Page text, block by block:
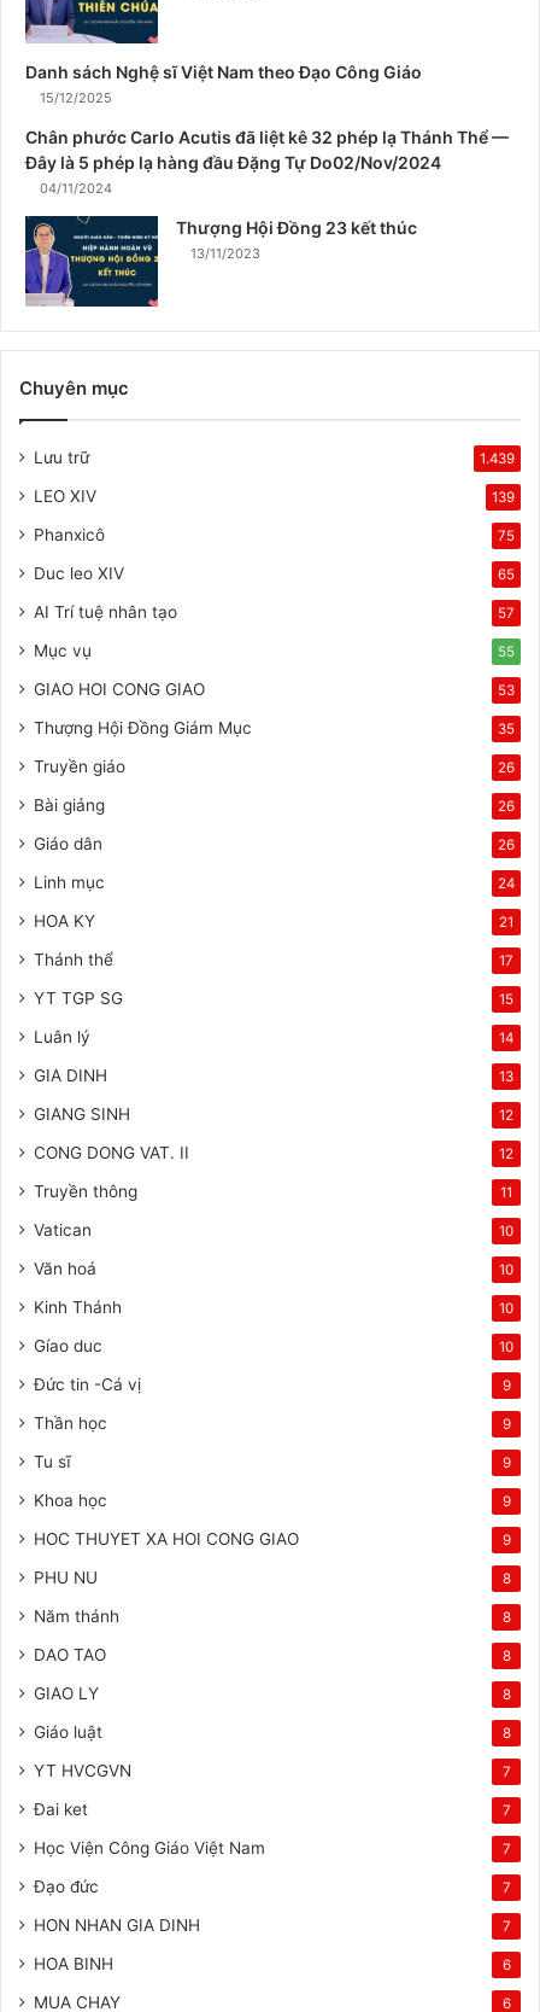
Danh sách Nghệ sĩ Việt Nam theo Đạo Công Giáo
15/12/2025
Chân phước Carlo Acutis đã liệt kê 32 phép lạ Thánh Thể —
Đây là 5 phép lạ hàng đầu Đặng Tự Do02/Nov/2024
04/11/2024
Thượng Hội Đồng 23 kết thúc
13/11/2023
Chuyên mục
Lưu trữ 1.439
LEO XIV 139
Phanxicô 75
Duc leo XIV 65
AI Trí tuệ nhân tạo 57
Mục vụ 55
GIAO HOI CONG GIAO 53
Thượng Hội Đồng Giám Mục 35
Truyền giáo 26
Bài giảng 26
Giáo dân 26
Linh mục 24
HOA KY 21
Thánh thể 17
YT TGP SG 15
Luân lý 14
GIA DINH 13
GIANG SINH 12
CONG DONG VAT. II 12
Truyền thông 11
Vatican 10
Văn hoá 10
Kinh Thánh 10
Gíao duc 10
Đức tin -Cá vị 9
Thần học 9
Tu sĩ 9
Khoa học 9
HOC THUYET XA HOI CONG GIAO 9
PHU NU 8
Năm thánh 8
DAO TAO 8
GIAO LY 8
Giáo luật 8
YT HVCGVN 7
Đai ket 7
Học Viện Công Giáo Việt Nam 7
Đạo đức 7
HON NHAN GIA DINH 7
HOA BINH 6
MUA CHAY 6